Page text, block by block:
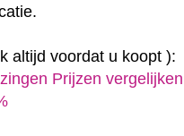
altijd voordat u koopt ):
Prijzen vergelijken |